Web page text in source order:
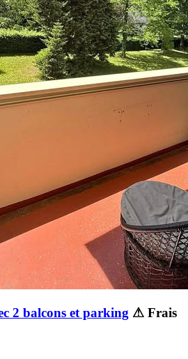
2 balcons et parking ⚠ Frais